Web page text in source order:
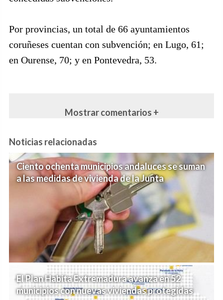
Por provincias, un total de 66 ayuntamientos
coruñeses cuentan con subvención; en Lugo, 61;
en Ourense, 70; y en Pontevedra, 53.
Mostrar comentarios +
Noticias relacionadas
Ciento ochenta municipios andaluces se suman
a las medidas de vivienda de la Junta
El Plan Habita Extremadura avanza en 52
municipios con nuevas viviendas protegidas